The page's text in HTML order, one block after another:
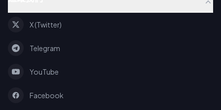
X (Twitter)
Telegram
YouTube
Facebook